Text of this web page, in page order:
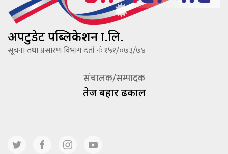
अपटुडेट पब्लिकेशन प्रा.लि.
सूचना तथा प्रसारण विभाग दर्ता नंः १५१/०७३/७४
संचालक/सम्पादक
तेज बहादूर ढकाल